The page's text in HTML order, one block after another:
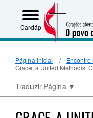
Cardápio
Página inicial
Encontre
Grace, a United Methodist
Traduzir Página ▼